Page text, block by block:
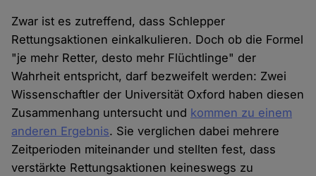
Zwar ist es zutreffend, dass Schlepper
Rettungsaktionen einkalkulieren. Doch ob die Formel
"je mehr Retter, desto mehr Flüchtlinge" der
Wahrheit entspricht, darf bezweifelt werden: Zwei
Wissenschaftler der Universität Oxford haben diesen
Zusammenhang untersucht und kommen zu einem
anderen Ergebnis. Sie verglichen dabei mehrere
Zeitperioden miteinander und stellten fest, dass
verstärkte Rettungsaktionen keineswegs zu